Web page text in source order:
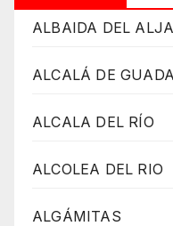
ALBAIDA DEL
ALCALÁ DE
ALCALA DEL RÍO
ALCOLEA DEL RIO
ALGÁMITAS